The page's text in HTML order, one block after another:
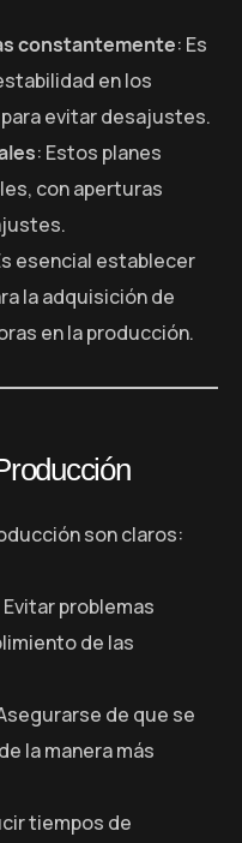
constantemente: Es
en los
evitar desajustes.
: Estos planes
con aperturas
esencial establecer
la adquisición de
en la producción.
son claros:
Evitar problemas
de las
de que se
la manera más
tiempos de